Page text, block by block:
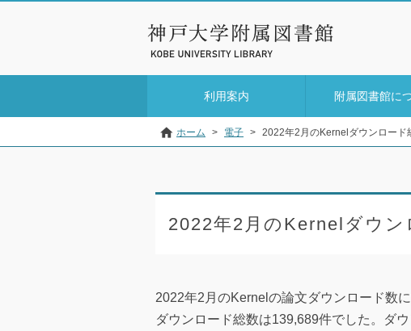
利用案内 附属図書館に
ホーム > 電子 > 2022年2月のKernelダウンロード
2022年2月のKernelダウン
2022年2月のKernelの論文ダウンロード数
ダウンロード総数は139,689件でした。ダ